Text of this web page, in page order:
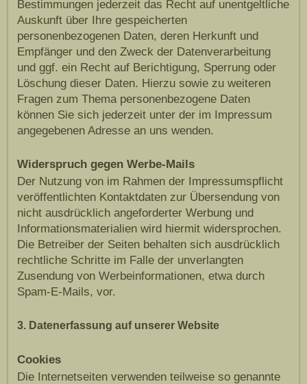
Bestimmungen jederzeit das Recht auf unentgeltliche
Auskunft über Ihre gespeicherten
personenbezogenen Daten, deren Herkunft und
Empfänger und den Zweck der Datenverarbeitung
und ggf. ein Recht auf Berichtigung, Sperrung oder
Löschung dieser Daten. Hierzu sowie zu weiteren
Fragen zum Thema personenbezogene Daten
können Sie sich jederzeit unter der im Impressum
angegebenen Adresse an uns wenden.
Widerspruch gegen Werbe-Mails
Der Nutzung von im Rahmen der Impressumspflicht
veröffentlichten Kontaktdaten zur Übersendung von
nicht ausdrücklich angeforderter Werbung und
Informationsmaterialien wird hiermit widersprochen.
Die Betreiber der Seiten behalten sich ausdrücklich
rechtliche Schritte im Falle der unverlangten
Zusendung von Werbeinformationen, etwa durch
Spam-E-Mails, vor.
3. Datenerfassung auf unserer Website
Cookies
Die Internetseiten verwenden teilweise so genannte